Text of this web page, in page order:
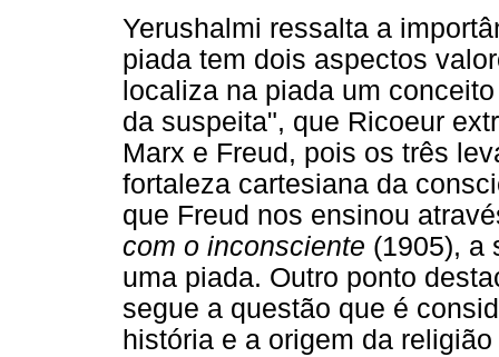
Yerushalmi ressalta a
piada tem dois aspectos
localiza na piada um
da suspeita", que Ricoeur
Marx e Freud, pois os três
fortaleza cartesiana da
que Freud nos ensinou
com o inconsciente (1905), a
uma piada. Outro ponto
segue a questão que é
história e a origem da